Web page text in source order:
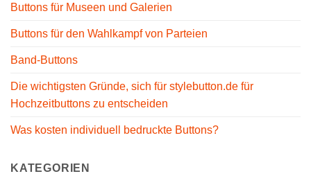
Buttons für Museen und Galerien
Buttons für den Wahlkampf von Parteien
Band-Buttons
Die wichtigsten Gründe, sich für stylebutton.de für
Hochzeitbuttons zu entscheiden
Was kosten individuell bedruckte Buttons?
KATEGORIEN